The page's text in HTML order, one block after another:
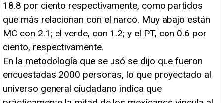
18.8 por ciento respectivamente, como partidos
que más relacionan con el narco. Muy abajo están
MC con 2.1; el verde, con 1.2; y el PT, con 0.6 por
ciento, respectivamente.
En la metodología que se usó se dijo que fueron
encuestadas 2000 personas, lo que proyectado al
universo general ciudadano indica que